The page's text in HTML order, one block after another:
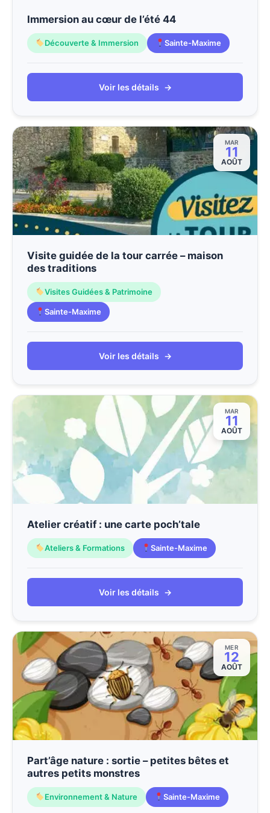
Immersion au cœur de l’été 44
Découverte & Immersion Sainte-Maxime
Voir les détails →
MAR
11
AOÛT
Visite guidée de la tour carrée – maison
des traditions
Visites Guidées & Patrimoine
Sainte-Maxime
Voir les détails →
MAR
11
AOÛT
Atelier créatif : une carte poch’tale
Ateliers & Formations Sainte-Maxime
Voir les détails →
MER
12
AOÛT
Part’âge nature : sortie – petites bêtes et
autres petits monstres
Environnement & Nature Sainte-Maxime